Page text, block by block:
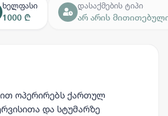
ხელფასი
1000 ₾
დასაქმების ტიპი
არ არის
ოპერირებს ქართულ
და სტუმარზე